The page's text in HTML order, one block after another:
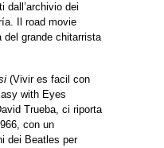
dall’archivio dei
Il road movie
del grande chitarrista
(Vivir es facil con
with Eyes
Trueba, ci riporta
con un
dei Beatles per